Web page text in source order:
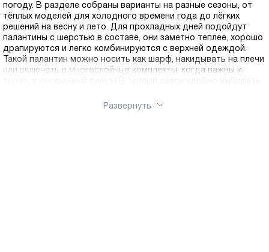
погоду. В разделе собраны варианты на разные сезоны, от
тёплых моделей для холодного времени года до лёгких
решений на весну и лето. Для прохладных дней подойдут
палантины с шерстью в составе, они заметно теплее, хорошо
драпируются и легко комбинируются с верхней одеждой.
Такой палантин можно носить как шарф, накидывать на плечи
или включать в многослойные комплекты, когда важны и
базовые сочетания более выразительными. Платок можно
Развернуть